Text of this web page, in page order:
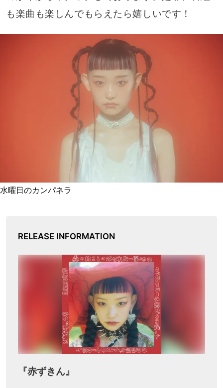
も楽曲も楽しんでもらえたら嬉しいです！
水曜日のカンパネラ
RELEASE INFORMATION
『赤ずきん』